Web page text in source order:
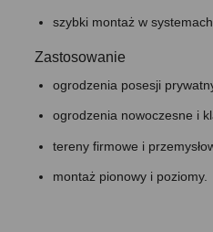
szybki montaż w
Zastosowanie
ogrodzenia posesji
ogrodzenia nowoczesne i
tereny firmowe i
montaż pionowy i poziomy.